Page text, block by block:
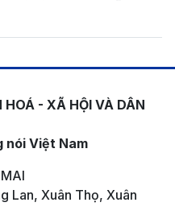
HOÁ - XÃ HỘI VÀ DÂN
nói Việt Nam
Lan, Xuân Thọ, Xuân